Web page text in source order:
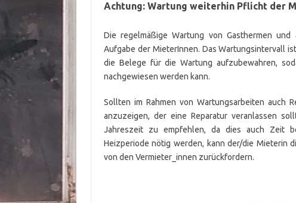
Achtung: Wartung weiterhin Pflicht der
Die regelmäßige Wartung von Gasthermen
Aufgabe der MieterInnen. Das Wartungsintervall
die Belege für die Wartung aufzubewahren,
nachgewiesen werden kann.
Sollten im Rahmen von Wartungsarbeiten auch
anzuzeigen, der eine Reparatur veranlassen
Jahreszeit zu empfehlen, da dies auch Zeit
Heizperiode nötig werden, kann der/die Mieterin
von den Vermieter_innen zurückfordern.